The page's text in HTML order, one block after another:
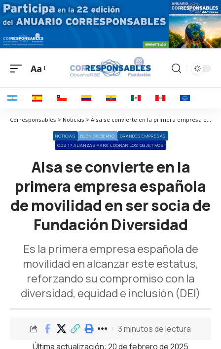
Aa
Corresponsables > Noticias > Alsa se convierte en la primera empresa española de movilidad en ser socia de Fundación Diversidad
NOTICIAS BUEN GOBIERNO
GRANDES EMPRESAS
ODS 17 ALIANZAS PARA LOGRAR LOS OBJETIVOS
Alsa se convierte en la
primera empresa española
de movilidad en ser socia de
Fundación Diversidad
Es la primera empresa española de
movilidad en alcanzar este estatus,
reforzando su compromiso con la
diversidad, equidad e inclusión (DEI)
Última actualización: 20 de febrero de 2025
3 minutos de lectura